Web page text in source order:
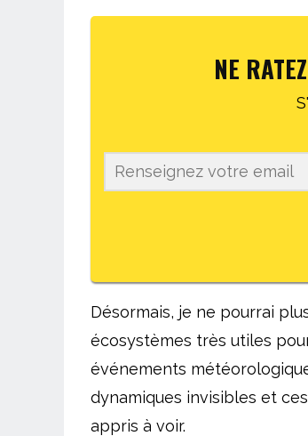
NE
Désormais, je ne pourrai
écosystèmes très utiles
événements
dynamiques invisibles et
appris à voir.